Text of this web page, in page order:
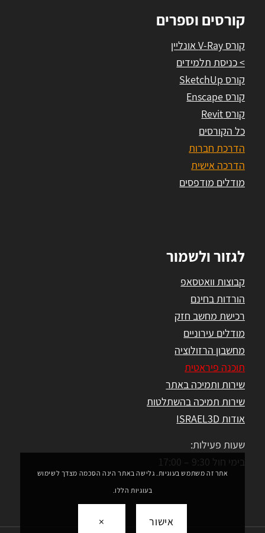
קורסים וספרים
קורס V-Ray אונליין
> כניסת תלמידים
קורס SketchUp
קורס Enscape
קורס Revit
כל הקורסים
הדרכת חברות
הדרכה אישית
מודלים מודפסים
לגזור ולשמור
קבוצות וואטסאפ
הורדות בחינם
רכישת מחשב חזק
מודלים עירוניים
מחשבון הרזולוציה
תוכנה פיראטית
שירות ותמיכה באתר
שירות תמיכה בהשתלטות
אודות ISRAEL3D
שעות פעילות:
בימי חול 9:30 – 17:00
אתר זה משתמש בעוגיות. גלישה באתר הינה הסכמה מצדך לשימוש
בעוגיות הללו.
אישור ×